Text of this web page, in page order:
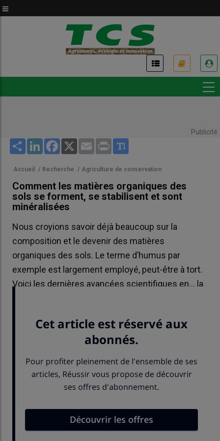
Aller
au
Publicité
Share LinkedInFacebook
X Email Print
Accueil / Recherche / Agriculture de conservation
Comment les matières organiques des
sols se forment, se stabilisent et sont
minéralisées
Nous croyions savoir déjà beaucoup sur la
composition et le devenir des matières
organiques des sols. Le terme d’humus par
exemple est largement employé, peut-être à tort.
Voici les dernières avancées scientifiques en… la